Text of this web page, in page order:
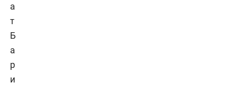
а
т
Б
а
р
и